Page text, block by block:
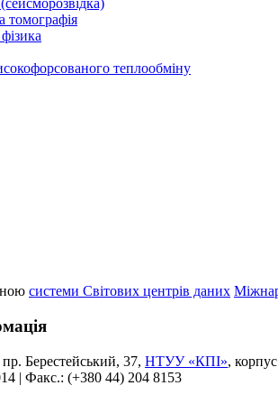
томографія
теплообміну
системи Світових центрів даних
Берестейський, 37, НТУУ «КПІ»,
| Факс.: (+380 44) 204 8153